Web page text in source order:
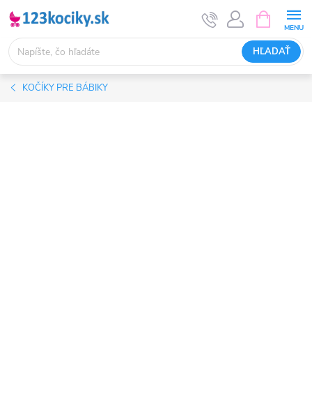
Prejsť
obsah
HĽADAŤ
KOŠÍK
KOČÍKY PRE BÁBIKY